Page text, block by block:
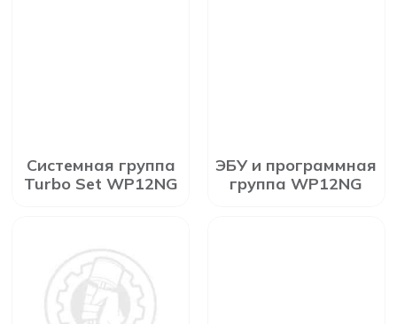
Системная группа
Turbo Set WP12NG
ЭБУ и программная
группа WP12NG